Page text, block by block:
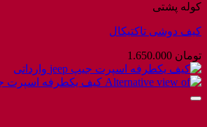
کوله پشتی
کیف دوشی تاکتیکال
تومان